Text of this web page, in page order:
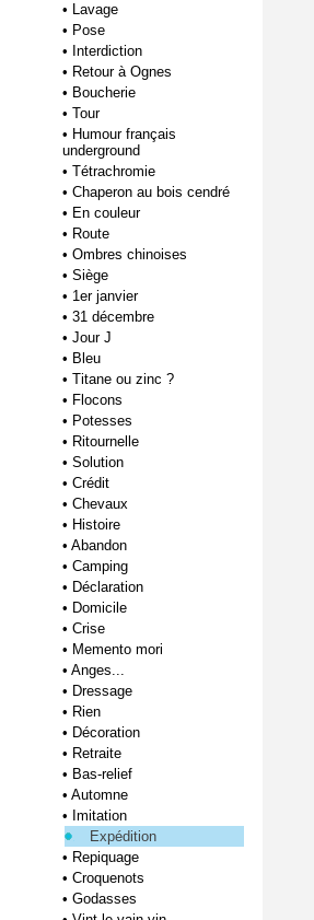
• Lavage
• Pose
• Interdiction
• Retour à Ognes
• Boucherie
• Tour
• Humour français
underground
• Tétrachromie
• Chaperon au bois cendré
• En couleur
• Route
• Ombres chinoises
• Siège
• 1er janvier
• 31 décembre
• Jour J
• Bleu
• Titane ou zinc ?
• Flocons
• Potesses
• Ritournelle
• Solution
• Crédit
• Chevaux
• Histoire
• Abandon
• Camping
• Déclaration
• Domicile
• Crise
• Memento mori
• Anges...
• Dressage
• Rien
• Décoration
• Retraite
• Bas-relief
• Automne
• Imitation
Expédition
• Repiquage
• Croquenots
• Godasses